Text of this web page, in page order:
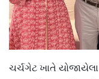
ચર્ચગેટ ખાતે